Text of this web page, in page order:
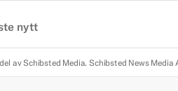
nytt
av Schibsted Media. Schibsted News Media